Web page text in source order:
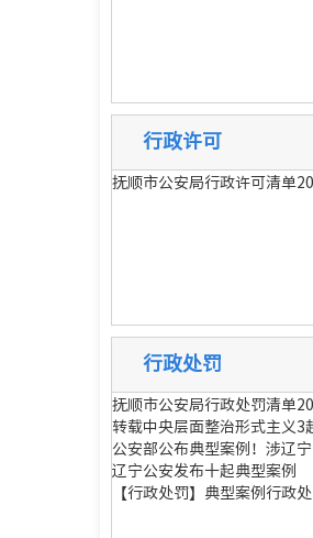
行政许可
抚顺市公安局行政许可清单
行政处罚
抚顺市公安局行政处罚清单
转载中央层面整治形式主义3
公安部公布典型案例！涉辽
辽宁公安发布十起典型案例
【行政处罚】典型案例行政